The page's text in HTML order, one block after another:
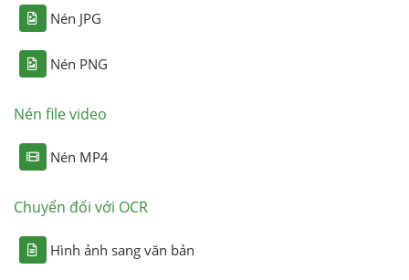
Nén JPG
Nén PNG
Nén file video
Nén MP4
Chuyển đổi với OCR
Hình ảnh sang văn bản